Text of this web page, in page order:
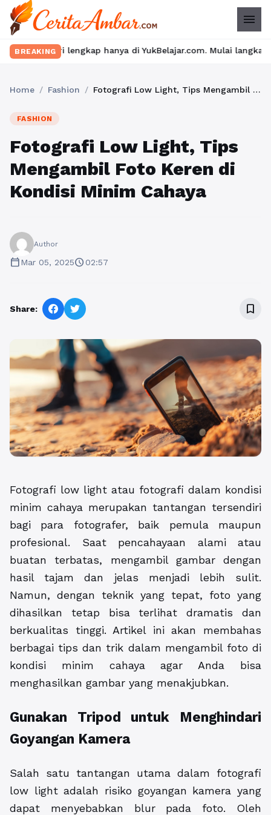
menu
BREAKINGhanya di YukBelajar.com. Mulai langkah suksesmu
Home / Fashion / Fotografi Low Light, Tips Mengambil Foto Keren di Kondisi Minim Cahaya
FASHION
Fotografi Low Light, Tips
Mengambil Foto Keren di
Kondisi Minim Cahaya
Author
calendar_todayMar 05, 2025schedule02:57
Share: bookmark_border
Fotografi low light atau fotografi dalam kondisi
minim cahaya merupakan tantangan tersendiri
bagi para fotografer, baik pemula maupun
profesional. Saat pencahayaan alami atau
buatan terbatas, mengambil gambar dengan
hasil tajam dan jelas menjadi lebih sulit.
Namun, dengan teknik yang tepat, foto yang
dihasilkan tetap bisa terlihat dramatis dan
berkualitas tinggi. Artikel ini akan membahas
berbagai tips dan trik dalam mengambil foto di
kondisi minim cahaya agar Anda bisa
menghasilkan gambar yang menakjubkan.
Gunakan Tripod untuk Menghindari
Goyangan Kamera
Salah satu tantangan utama dalam fotografi
low light adalah risiko goyangan kamera yang
dapat menyebabkan blur pada foto. Oleh